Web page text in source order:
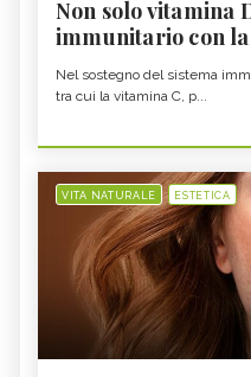
Non solo vitamina
immunitario con
Nel sostegno del sistema
tra cui la vitamina C, p...
VITA NATURALE ESTETICA